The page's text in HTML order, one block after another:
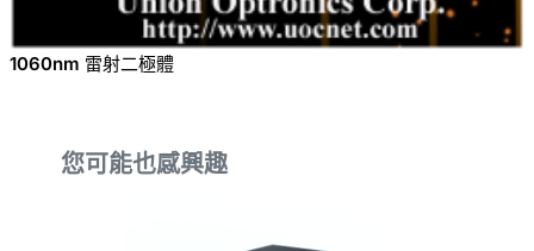
1060nm 雷射二極體
您可能也感興趣